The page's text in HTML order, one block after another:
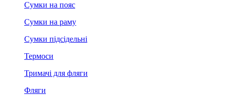
Сумки на пояс
Сумки на раму
Сумки підсідельні
Термоси
Тримачі для фляги
Фляги